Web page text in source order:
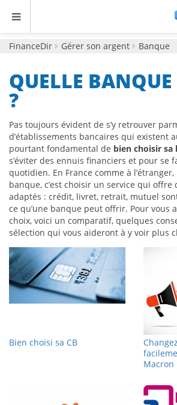
FinanceDir Gérer son argent Banque
QUELLE
?
Pas toujours évident de s’y retrouver
d’établissements bancaires qui existent
pourtant fondamental de bien choisir sa
s’éviter des ennuis financiers et pour se
quotidien. En France comme à
banque, c’est choisir un service qui offre
adaptés : crédit, livret, retrait, mutuel
ce qu’une banque peut offrir. Pour vous
choix, voici un comparatif, quelques
sélection qui vous aideront à y voir plus
Bien choisi sa CB
Macron